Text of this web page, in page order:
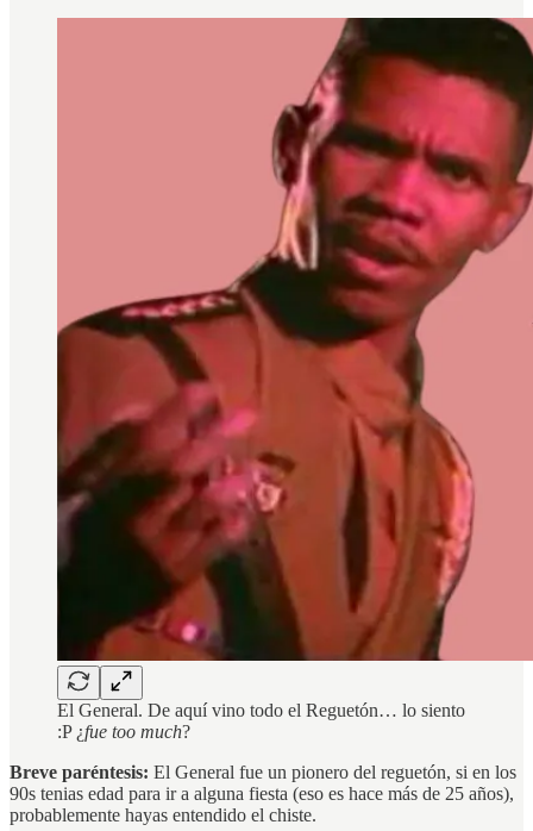
El General. De aquí vino todo el Reguetón… lo siento
:P ¿fue too much?
Breve paréntesis: El General fue un pionero del reguetón, si en los
90s tenias edad para ir a alguna fiesta (eso es hace más de 25 años),
probablemente hayas entendido el chiste.